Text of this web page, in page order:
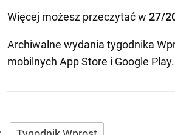
Więcej możesz przeczytać w 27/
Archiwalne wydania tygodnika
mobilnych App Store i Google Play.